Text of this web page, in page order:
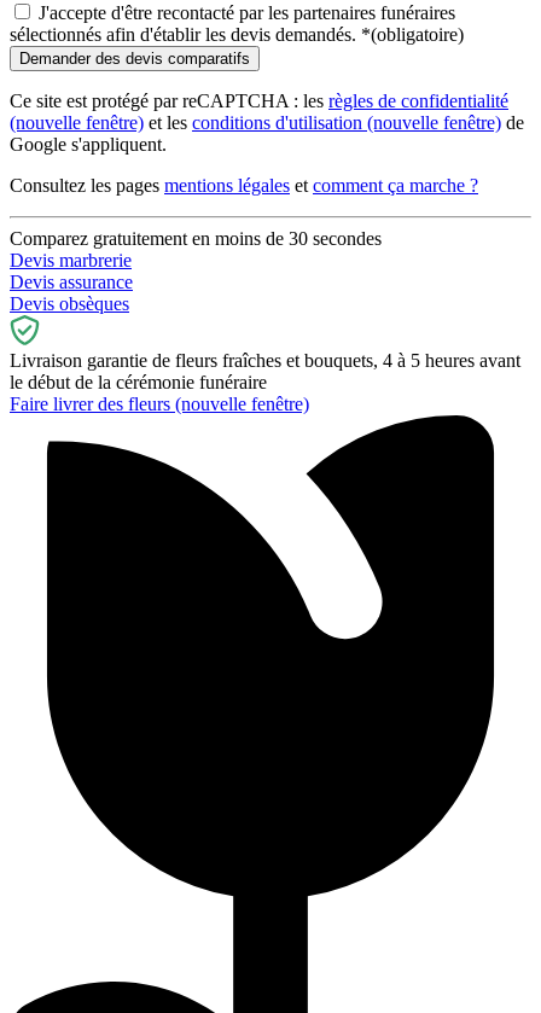
J'accepte d'être recontacté par les partenaires funéraires
sélectionnés afin d'établir les devis demandés. *(obligatoire)
Ce site est protégé par reCAPTCHA : les règles de confidentialité
(nouvelle fenêtre) et les conditions d'utilisation (nouvelle fenêtre) de
Google s'appliquent.
Consultez les pages mentions légales et comment ça marche ?
Comparez gratuitement en moins de 30 secondes
Devis marbrerie
Devis assurance
Devis obsèques
Livraison garantie de fleurs fraîches et bouquets, 4 à 5 heures avant
le début de la cérémonie funéraire
Faire livrer des fleurs (nouvelle fenêtre)